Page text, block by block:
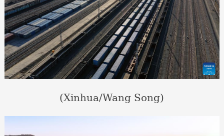
(Xinhua/Wang Song)